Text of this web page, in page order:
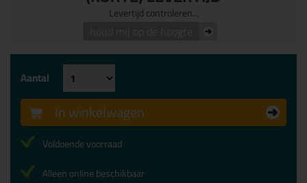
Levertijd controleren...
Aantal
In winkelwagen
Voldoende voorraad
Alleen online beschikbaar